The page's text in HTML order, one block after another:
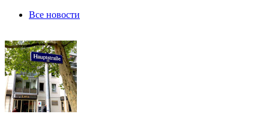
Все новости